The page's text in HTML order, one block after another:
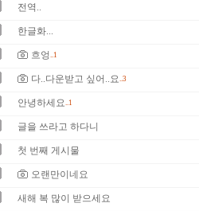
전역..
한글화...
흐엉..1
다..다운받고 싶어..요..3
안녕하세요..1
글을 쓰라고 하다니
첫 번째 게시물
오랜만이네요
새해 복 많이 받으세요